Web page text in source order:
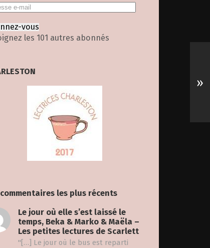
vous
les 101 autres abonnés
commentaires les plus récents
Le jour où elle s’est laissé le
temps, Beka & Marko & Maëla –
Les petites lectures de Scarlett
"[…] Le jour où le bus est reparti
»